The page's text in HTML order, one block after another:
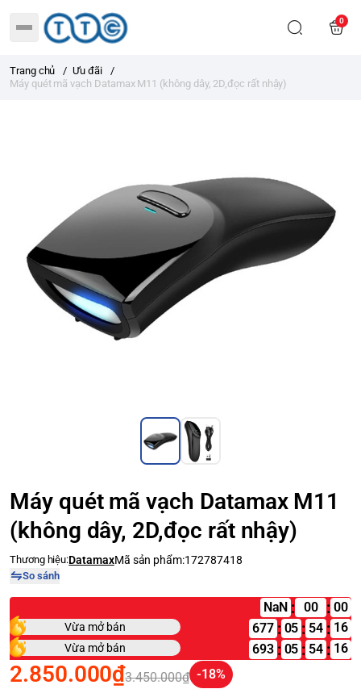
0
Trang chủ / Ưu đãi
/
Máy quét mã vạch Datamax M11 (không dây, 2D,đọc rất nhậy)
Máy quét mã vạch Datamax M11
(không dây, 2D,đọc rất nhậy)
Thương hiệu:DatamaxMã sản phẩm:172787418
So sánh
NaN : :
Vừa mở bán 677 : 05 : :
Vừa mở bán 693 : 05 : :
2.850.000₫3.450.000₫ -18%